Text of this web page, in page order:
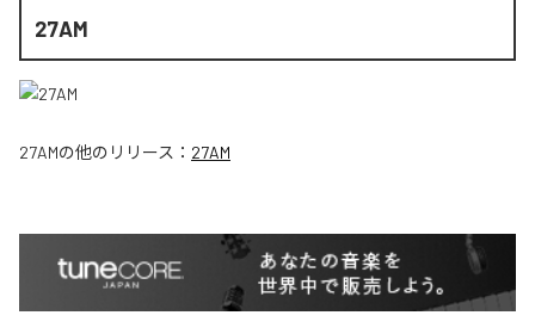
27AM
27AMの他のリリース： 27AM